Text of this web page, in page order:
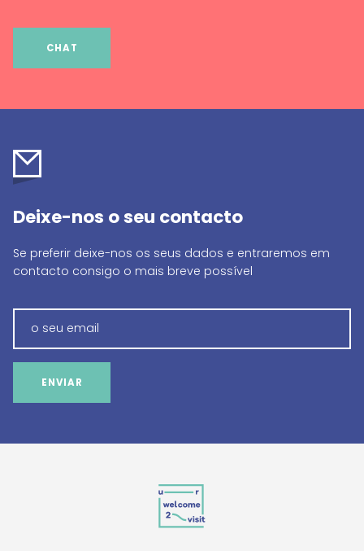
CHAT
Deixe-nos o seu contacto
Se preferir deixe-nos os seus dados e entraremos em
contacto consigo o mais breve possível
ENVIAR